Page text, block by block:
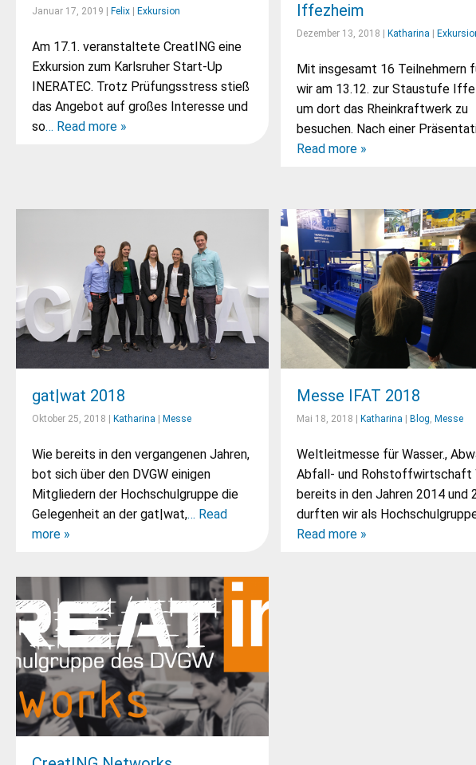
Januar 17, 2019 | Felix Exkursion
Am 17.1. veranstaltete CreatING eine
Exkursion zum Karlsruher Start-Up
INERATEC. Trotz Prüfungsstress stieß
das Angebot auf großes Interesse und
so… Read more »
Iffezheim
Dezember 13, 2018 | Katharina
Mit insgesamt 16 Teilnehmern
wir am 13.12. zur Staustufe
um dort das Rheinkraftwerk zu
besuchen. Nach einer
Read more »
gat|wat 2018
Oktober 25, 2018 | Katharina Messe
Wie bereits in den vergangenen Jahren,
bot sich über den DVGW einigen
Mitgliedern der Hochschulgruppe die
Gelegenheit an der gat|wat,… Read
more »
Messe IFAT 2018
Mai 18, 2018 | Katharina Blog, Messe
Weltleitmesse für Wasser.,
Abfall- und Rohstoffwirtschaft
bereits in den Jahren 2014 und
durften wir als
Read more »